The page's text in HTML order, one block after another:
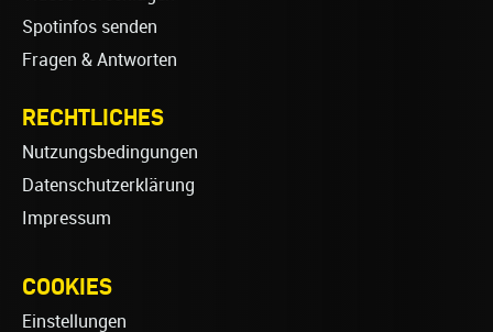
Spotinfos senden
Fragen & Antworten
RECHTLICHES
Nutzungsbedingungen
Datenschutzerklärung
Impressum
COOKIES
Einstellungen